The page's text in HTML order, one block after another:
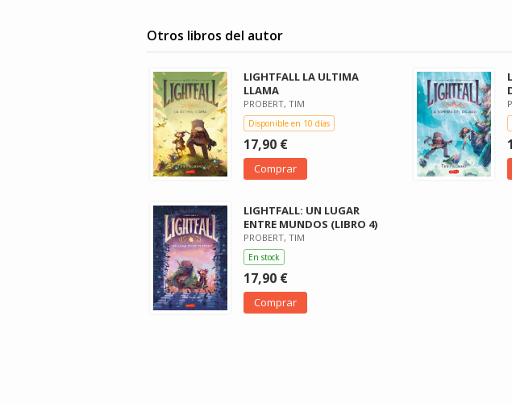
Otros libros del autor
LIGHTFALL LA ULTIMA
LLAMA
PROBERT, TIM
Disponible en 10 días
17,90 €
Comprar
LIGHTFALL: UN LUGAR
ENTRE MUNDOS (LIBRO 4)
PROBERT, TIM
En stock
17,90 €
Comprar